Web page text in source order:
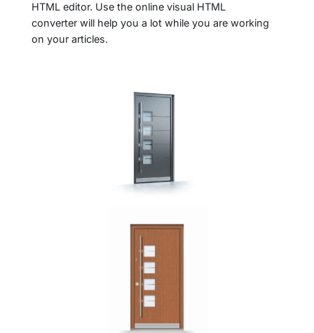
HTML editor. Use the online visual HTML
converter will help you a lot while you are working
on your articles.